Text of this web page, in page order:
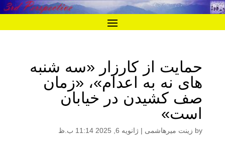
حمایت از کارزار «سه شنبه
های نه به اعدام»، «زمان
صف کشیدن در خیابان
است»
by زینت میرهاشمی | ژانویه 6, 2025 11:14 ب.ظ